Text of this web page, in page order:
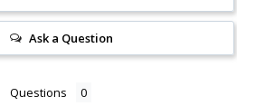
Ask a Question
Questions